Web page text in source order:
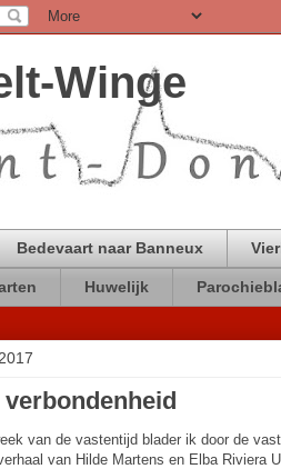
Winge
Bedevaart naar Banneux
Huwelijk
van de vastentijd blader ik door de
van Hilde Martens en Elba Riviera